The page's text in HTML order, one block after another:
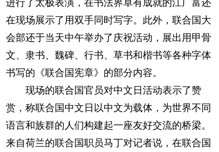
在现场展示了用双手同时写字。此外，联合国大
会部还于当天中午举办了庆祝活动，展出用甲骨
文、隶书、魏碑、行书、草书和楷书等各种字体
书写的《联合国宪章》的部分内容。
现场的联合国官员对中文日活动表示了赞
赏，称联合国中文日以中文为载体，为世界不同
语言和族群的人们构建起一座友好交流的桥梁。
来自荷兰的联合国职员马丁对记者说，在联合国